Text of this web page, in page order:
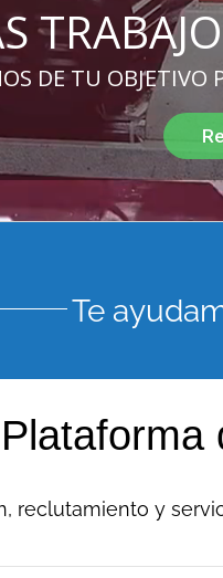
DE TU OBJETIVO
Te
Plataforma
reclutamiento y